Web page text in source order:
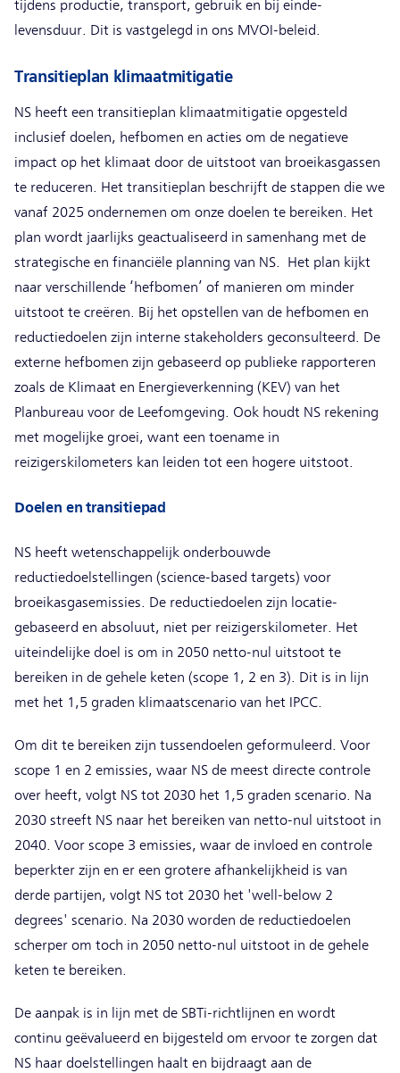
tijdens productie, transport, gebruik en bij einde-
levensduur. Dit is vastgelegd in ons MVOI-beleid.
Transitieplan klimaatmitigatie
NS heeft een transitieplan klimaatmitigatie opgesteld
inclusief doelen, hefbomen en acties om de negatieve
impact op het klimaat door de uitstoot van broeikasgassen
te reduceren. Het transitieplan beschrijft de stappen die we
vanaf 2025 ondernemen om onze doelen te bereiken. Het
plan wordt jaarlijks geactualiseerd in samenhang met de
strategische en financiële planning van NS. Het plan kijkt
naar verschillende ‘hefbomen’ of manieren om minder
uitstoot te creëren. Bij het opstellen van de hefbomen en
reductiedoelen zijn interne stakeholders geconsulteerd. De
externe hefbomen zijn gebaseerd op publieke rapporteren
zoals de Klimaat en Energieverkenning (KEV) van het
Planbureau voor de Leefomgeving. Ook houdt NS rekening
met mogelijke groei, want een toename in
reizigerskilometers kan leiden tot een hogere uitstoot.
Doelen en transitiepad
NS heeft wetenschappelijk onderbouwde
reductiedoelstellingen (science-based targets) voor
broeikasgasemissies. De reductiedoelen zijn locatie-
gebaseerd en absoluut, niet per reizigerskilometer. Het
uiteindelijke doel is om in 2050 netto-nul uitstoot te
bereiken in de gehele keten (scope 1, 2 en 3). Dit is in lijn
met het 1,5 graden klimaatscenario van het IPCC.
Om dit te bereiken zijn tussendoelen geformuleerd. Voor
scope 1 en 2 emissies, waar NS de meest directe controle
over heeft, volgt NS tot 2030 het 1,5 graden scenario. Na
2030 streeft NS naar het bereiken van netto-nul uitstoot in
2040. Voor scope 3 emissies, waar de invloed en controle
beperkter zijn en er een grotere afhankelijkheid is van
derde partijen, volgt NS tot 2030 het 'well-below 2
degrees' scenario. Na 2030 worden de reductiedoelen
scherper om toch in 2050 netto-nul uitstoot in de gehele
keten te bereiken.
De aanpak is in lijn met de SBTi-richtlijnen en wordt
continu geëvalueerd en bijgesteld om ervoor te zorgen dat
NS haar doelstellingen haalt en bijdraagt aan de